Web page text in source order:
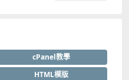
cPanel教學
HTML模版